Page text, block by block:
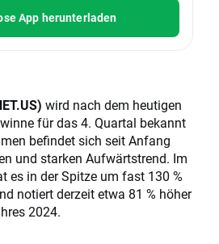
App herunterladen
wird nach dem heutigen
für das 4. Quartal bekannt
befindet sich seit Anfang
und starken Aufwärtstrend. Im
es in der Spitze um fast 130 %
notiert derzeit etwa 81 % höher
2024.